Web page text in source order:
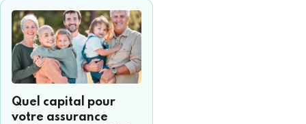
Quel capital pour
votre assurance